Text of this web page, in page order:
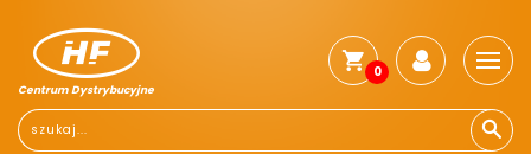
Centrum Dystrybucyjne
0